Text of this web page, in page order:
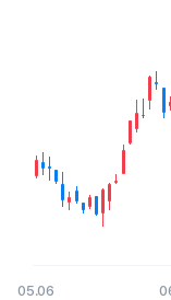
The chart has 1 Y
05.06